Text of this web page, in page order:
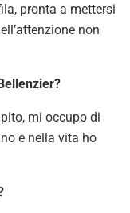
pronta a mettersi
non
mi occupo di
e nella vita ho